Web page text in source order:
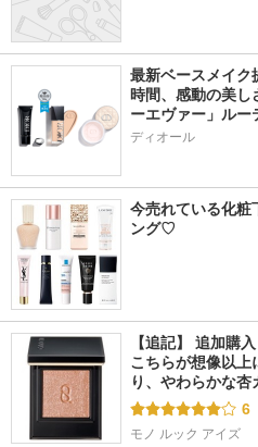
最新ベースメイク
時間、感動の美し
ーエヴァー」ルー
ディオール
今売れている化粧
ング♡
【追記】 追加購
こちらが想像以上
り、やわらかな
6
モノ ルック アイズ